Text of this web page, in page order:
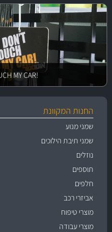
!DON'T TOUCH MY CAR
החנות המקוונת
שמני מנוע
שמני תיבת הילוכים
נוזלים
תוספים
חלפים
אביזרי רכב
מוצרי טיפוח
מוצרי עבודה